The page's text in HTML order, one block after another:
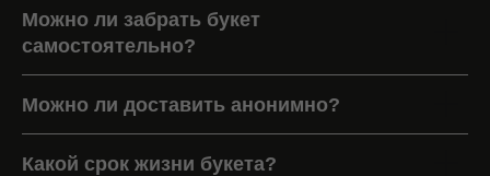
Можно ли забрать букет
самостоятельно?
Можно ли доставить анонимно?
Какой срок жизни букета?